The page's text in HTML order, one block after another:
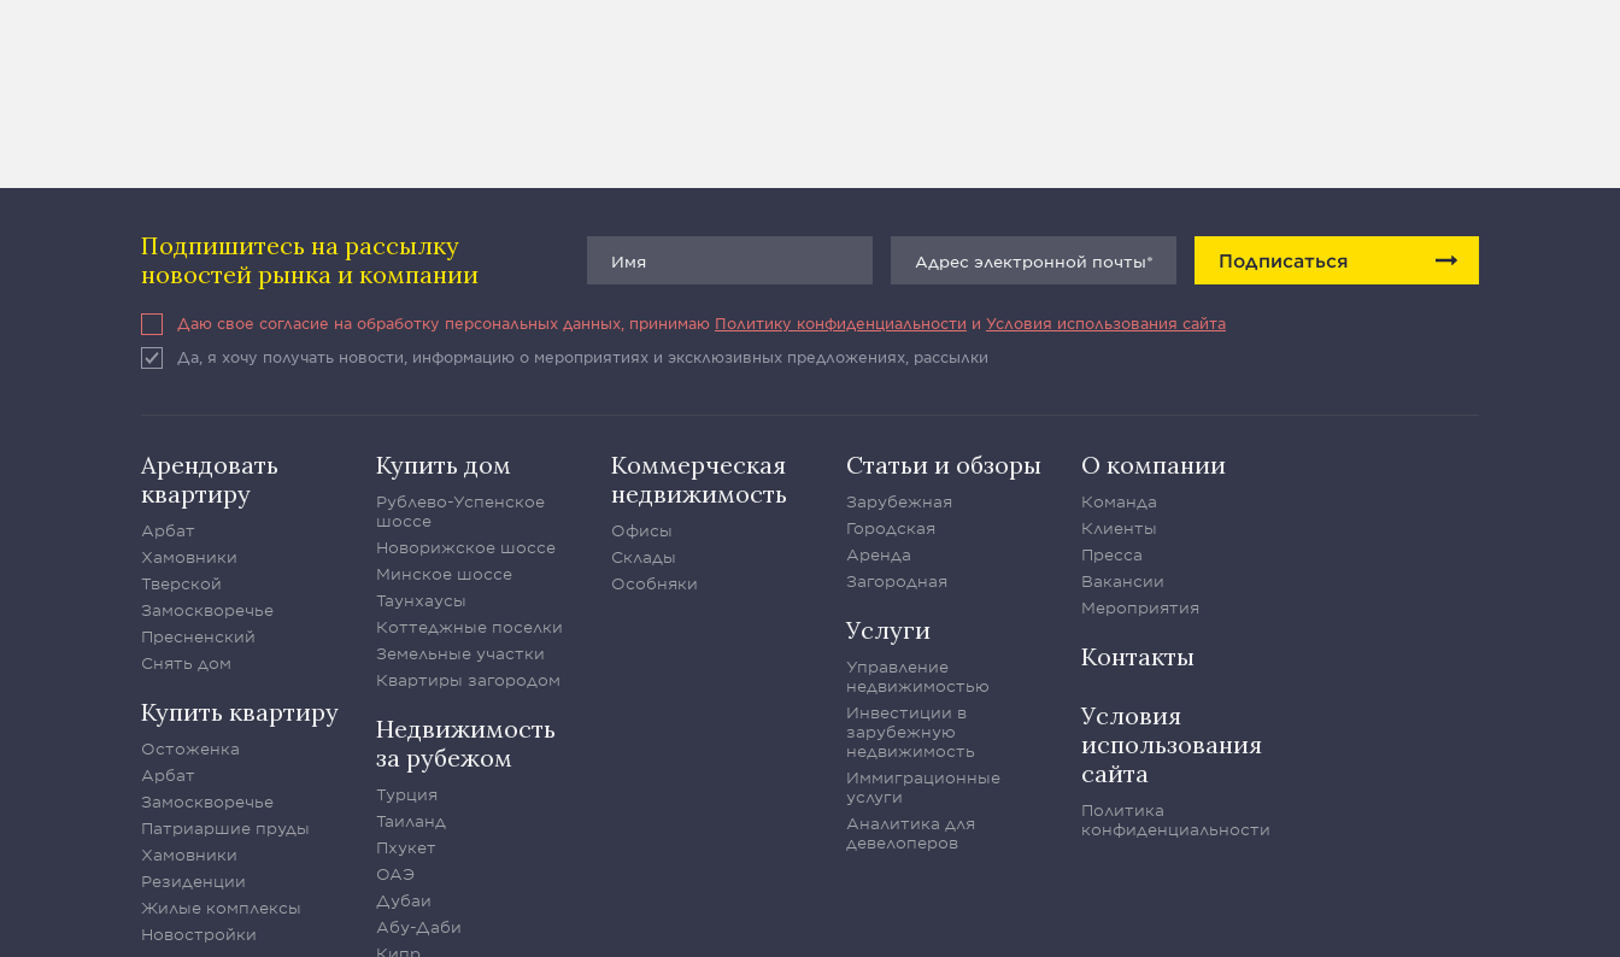
Подпишитесь на рассылку
новостей рынка и компании
Подписаться
Даю свое согласие на обработку персональных данных, принимаю Политику конфиденциальности и Условия использования сайта
Да, я хочу получать новости, информацию о мероприятиях и эксклюзивных предложениях, рассылки
Арендовать
квартиру
Арбат
Хамовники
Тверской
Замоскворечье
Пресненский
Снять дом
Купить квартиру
Остоженка
Арбат
Замоскворечье
Патриаршие пруды
Хамовники
Резиденции
Жилые комплексы
Новостройки
Купить дом
Рублево-Успенское
шоссе
Новорижское шоссе
Минское шоссе
Таунхаусы
Коттеджные поселки
Земельные участки
Квартиры загородом
Недвижимость
за рубежом
Турция
Таиланд
Пхукет
ОАЭ
Дубаи
Абу-Даби
Коммерческая
недвижимость
Офисы
Склады
Особняки
Статьи и обзоры
Зарубежная
Городская
Аренда
Загородная
Услуги
Управление
недвижимостью
Инвестиции в
зарубежную
недвижимость
Иммиграционные
услуги
Аналитика для
девелоперов
О компании
Команда
Клиенты
Пресса
Вакансии
Мероприятия
Контакты
Условия
использования
сайта
Политика
конфиденциальности